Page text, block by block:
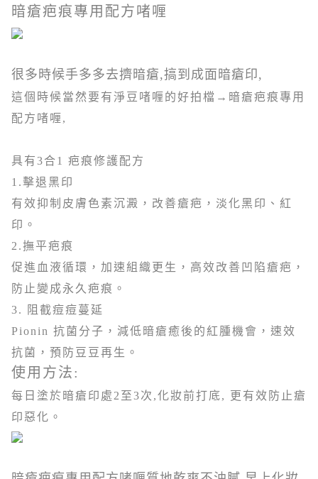
暗瘡疤痕專用配方啫喱
很多時候手多多去擠暗瘡,搞到成面暗瘡印,
這個時候當然要有淨豆啫喱的好拍檔→暗瘡疤痕專用
配方啫喱,
具有3合1 疤痕修護配方
1.擊退黑印
有效抑制皮膚色素沉澱，改善瘡疤，淡化黑印、紅
印。
2.撫平疤痕
促進血液循環，加速組織更生，高效改善凹陷瘡疤，
防止變成永久疤痕。
3. 阻截痘痘蔓延
Pionin 抗菌分子，減低暗瘡癒後的紅腫機會，速效
抗菌，預防豆豆再生。
使用方法:
每日塗於暗瘡印處2至3次,化妝前打底, 更有效防止瘡
印惡化。